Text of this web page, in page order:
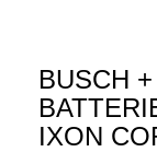
BUSCH
IXON